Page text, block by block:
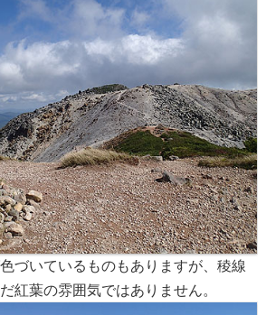
づいているものもありますが、稜線
紅葉の雰囲気ではありません。